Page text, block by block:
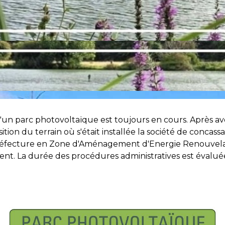
parc photovoltaïque est toujours en cours. Après
du terrain où s'était installée la société de
en Zone d'Aménagement d'Energie
La durée des procédures administratives est